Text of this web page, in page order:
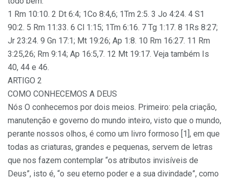
1 Rm 10:10. 2 Dt 6:4; 1Co 8:4,6; 1Tm 2:5. 3 Jo 4:24. 4 S1
90:2. 5 Rm 11:33. 6 Cl 1:15; 1Tm 6:16. 7 Tg 1:17. 8 1Rs 8:27;
Jr 23:24. 9 Gn 17:1; Mt 19:26; Ap 1:8. 10 Rm 16:27. 11 Rm
3:25,26; Rm 9:14; Ap 16:5,7. 12 Mt 19:17. Veja também Is
40, 44 e 46.
ARTIGO 2
COMO CONHECEMOS A DEUS
Nós O conhecemos por dois meios. Primeiro: pela criação,
manutenção e governo do mundo inteiro, visto que o mundo,
perante nossos olhos, é como um livro formoso [1], em que
todas as criaturas, grandes e pequenas, servem de letras
que nos fazem contemplar “os atributos invisíveis de
Deus”, isto é, “o seu eterno poder e a sua divindade”, como